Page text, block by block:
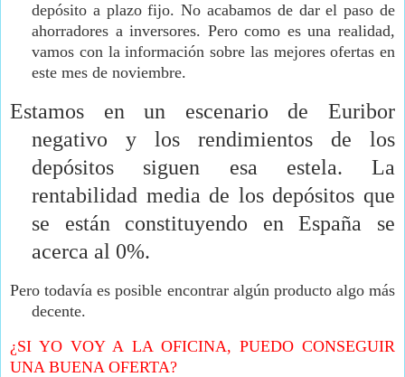
depósito a plazo fijo. No acabamos de dar el paso de
ahorradores a inversores. Pero como es una realidad,
vamos con la información sobre las mejores ofertas en
este mes de noviembre.
Estamos en un escenario de Euribor
negativo y los rendimientos de los
depósitos siguen esa estela. La
rentabilidad media de los depósitos que
se están constituyendo en España se
acerca al 0%.
Pero todavía es posible encontrar algún producto algo más
decente.
¿SI YO VOY A LA OFICINA, PUEDO CONSEGUIR
UNA BUENA OFERTA?